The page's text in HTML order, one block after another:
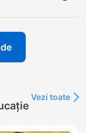
Vezi toate